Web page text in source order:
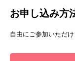
お申し込み方
自由にご参加いただけ